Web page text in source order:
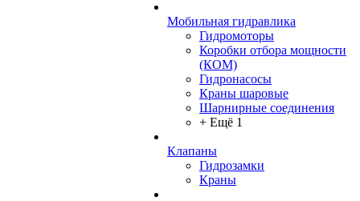
Мобильная гидравлика
Гидромоторы
Коробки отбора мощности
(КОМ)
Гидронасосы
Краны шаровые
Шарнирные соединения
+ Ещё 1
Клапаны
Гидрозамки
Краны